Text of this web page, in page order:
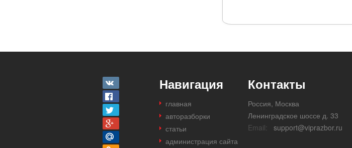
Навигация
главная
авторазборки
статьи
администрация сайта
Контакты
Россия, Москва
Ленинградское шоссе д. 33
Email:
support@viprazbor.ru